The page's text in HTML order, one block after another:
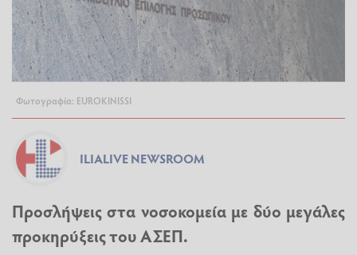
Φωτογραφία: EUROKINISSI
ILIALIVE NEWSROOM
Προσλήψεις στα νοσοκομεία με δύο μεγάλες
προκηρύξεις του ΑΣΕΠ.